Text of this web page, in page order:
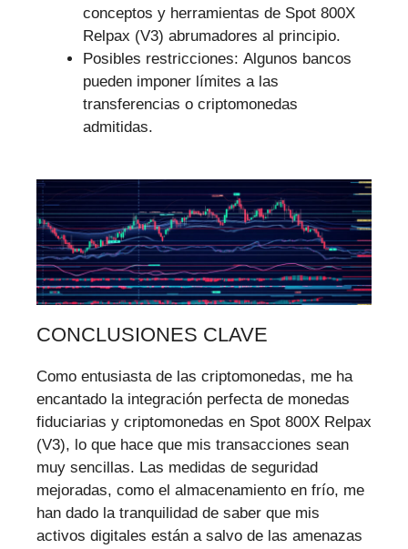
conceptos y herramientas de Spot 800X
Relpax (V3) abrumadores al principio.
Posibles restricciones: Algunos bancos
pueden imponer límites a las
transferencias o criptomonedas
admitidas.
CONCLUSIONES CLAVE
Como entusiasta de las criptomonedas, me ha
encantado la integración perfecta de monedas
fiduciarias y criptomonedas en Spot 800X Relpax
(V3), lo que hace que mis transacciones sean
muy sencillas. Las medidas de seguridad
mejoradas, como el almacenamiento en frío, me
han dado la tranquilidad de saber que mis
activos digitales están a salvo de las amenazas